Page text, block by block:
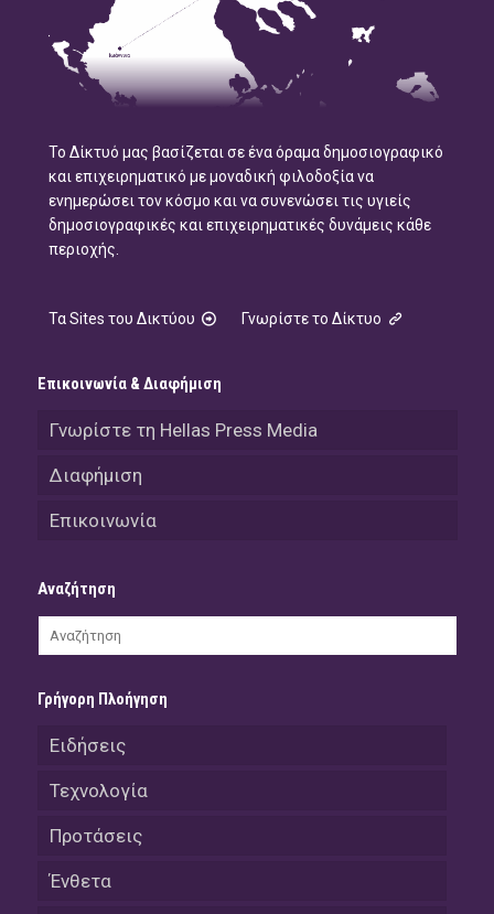
Το Δίκτυό μας βασίζεται σε ένα όραμα δημοσιογραφικό
και επιχειρηματικό με μοναδική φιλοδοξία να
ενημερώσει τον κόσμο και να συνενώσει τις υγιείς
δημοσιογραφικές και επιχειρηματικές δυνάμεις κάθε
περιοχής.
Τα Sites του Δικτύου Γνωρίστε το Δίκτυο
Επικοινωνία & Διαφήμιση
Γνωρίστε τη Hellas Press Media
Διαφήμιση
Επικοινωνία
Αναζήτηση
Γρήγορη Πλοήγηση
Ειδήσεις
Τεχνολογία
Προτάσεις
Ένθετα